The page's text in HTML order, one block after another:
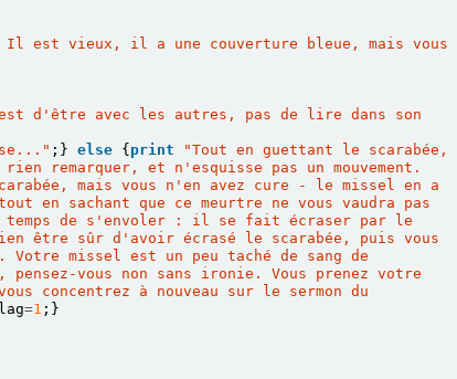
est vieux, il a une couverture bleue, mais vous
d'être avec les autres, pas de lire dans son
;} else { print
"Tout en guettant le scarabée,
remarquer, et n'esquisse pas un mouvement.
mais vous n'en avez cure - le missel en a
en sachant que ce meurtre ne vous vaudra pas
temps de s'envoler : il se fait écraser par le
être sûr d'avoir écrasé le scarabée, puis vous
missel est un peu taché de sang de
vous non sans ironie. Vous prenez votre
concentrez à nouveau sur le sermon du
=1 ;}